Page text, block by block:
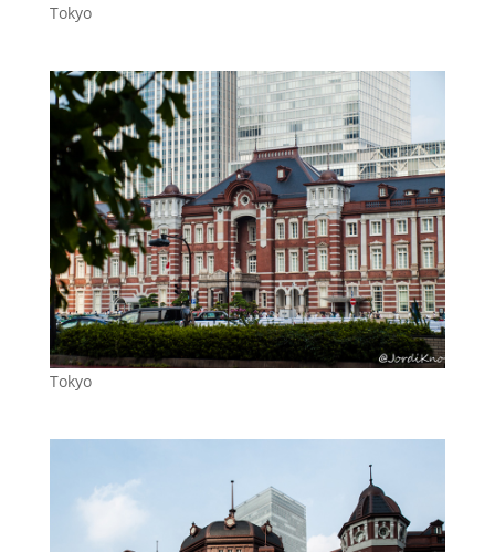
Tokyo
Tokyo